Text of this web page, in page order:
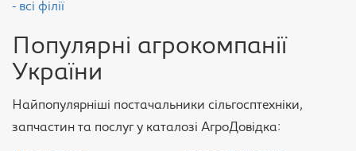
- всі філії
Популярні агрокомпанії
України
Найпопулярніші постачальники сільгосптехніки,
запчастин та послуг у каталозі АгроДовідка: